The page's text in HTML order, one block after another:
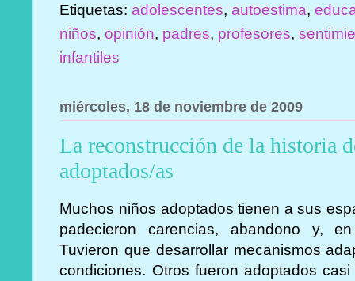
Etiquetas:adolescentes,autoestima,
niños,opinión, padres, profesores,
infantiles
miércoles, 18 de noviembre de 2009
La reconstrucción de la historia
adoptados/as
Muchos niños adoptados tienen a sus
padecieron carencias, abandono y,
Tuvieron que desarrollar mecanismos
condiciones. Otros fueron adoptados